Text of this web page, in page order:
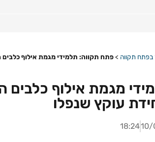
בפתח תקווה >פתח תקווה: תלמידי מגמת אילוף
מגמת אילוף כלבים
עוקץ שנפלו
10/
18:24